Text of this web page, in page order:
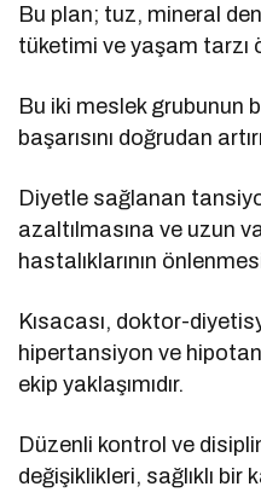
Bu plan; tuz, mineral
tüketimi ve yaşam tarzı
Bu iki meslek grubunun
başarısını doğrudan
Diyetle sağlanan
azaltılmasına ve uzun
hastalıklarının
Kısacası, doktor-
hipertansiyon ve
ekip yaklaşımıdır.
Düzenli kontrol ve
değişiklikleri, sağlıklı bir